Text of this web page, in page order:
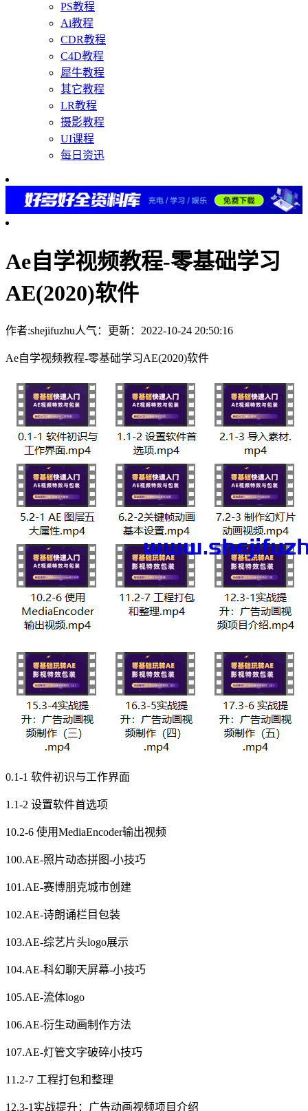
PS教程
Ai教程
CDR教程
C4D教程
犀牛教程
其它教程
LR教程
摄影教程
UI课程
每日资迅
Ae自学视频教程-零基础学习
AE(2020)软件
作者:shejifuzhu人气： 更新：2022-10-24 20:50:16
Ae自学视频教程-零基础学习AE(2020)软件
0.1-1 软件初识与工作界面
1.1-2 设置软件首选项
10.2-6 使用MediaEncoder输出视频
100.AE-照片动态拼图-小技巧
101.AE-赛博朋克城市创建
102.AE-诗朗诵栏目包装
103.AE-综艺片头logo展示
104.AE-科幻聊天屏幕-小技巧
105.AE-流体logo
106.AE-衍生动画制作方法
107.AE-灯管文字破碎小技巧
11.2-7 工程打包和整理
12.3-1实战提升：广告动画视频项目介绍